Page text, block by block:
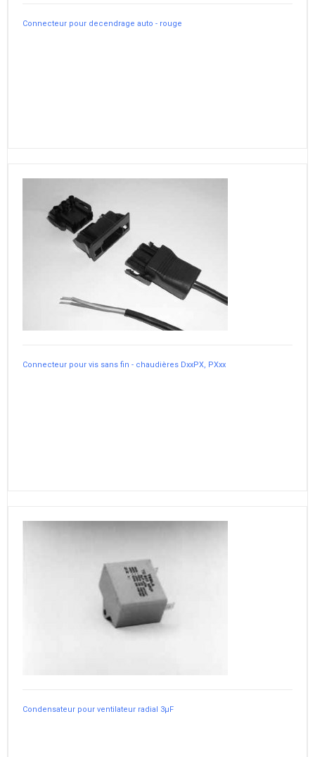
Connecteur pour decendrage auto - rouge
Connecteur pour vis sans fin - chaudières DxxPX, PXxx
Condensateur pour ventilateur radial 3µF